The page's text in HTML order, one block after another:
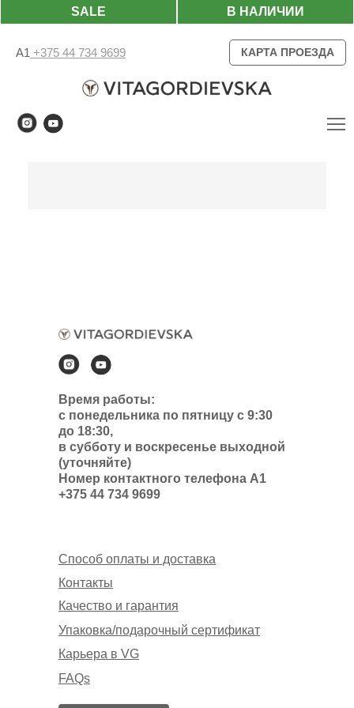
В НАЛИЧИИ
SALE
А1 +375 44 734 9699 КАРТА ПРОЕЗДА
Время работы:
с понедельника по пятницу с 9:30
до 18:30,
в субботу и воскресенье выходной
(уточняйте)
Номер контактного телефона А1
+375 44 734 9699
Способ оплаты и доставка
Контакты
Упаковка/подарочный сертификат
FAQs
Карьера в VG
Качество и гарантия